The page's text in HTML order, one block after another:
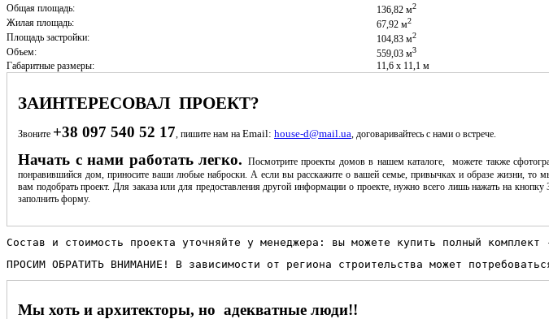
Общая площадь:
136,82 м2
Жилая площадь: 67,92 м2
Площадь застройки: 104,83 м2
Объем: 559,03 м3
Габаритные размеры: 11,6 х 11,1 м
ЗАИНТЕРЕСОВАЛ ПРОЕКТ?
Звоните +38 097 540 52 17 , пишите нам на Email: house-d@mail.ua , договаривайтесь с нами о встрече.
Начать с нами работать легко. Посмотрите проекты домов в нашем каталоге, можете также
понравившийся дом, приносите ваши любые наброски. А если вы расскажите о вашей семье, привычках и образе жизни, то
вам подобрать проект. Для заказа или для предоставления другой информации о проекте, нужно всего лишь нажать на кнопку
заполнить форму.
Состав и стоимость проекта уточняйте у менеджера: вы можете купить полный
ПРОСИМ ОБРАТИТЬ ВНИМАНИЕ! В зависимости от региона строительства может
Мы хоть и архитекторы, но адекватные люди!!